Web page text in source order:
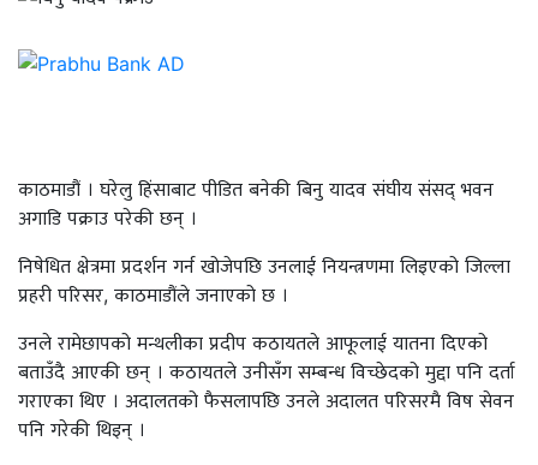
काठमाडौं । घरेलु हिंसाबाट पीडित बनेकी बिनु यादव संघीय संसद् भवन
अगाडि पक्राउ परेकी छन् ।
निषेधित क्षेत्रमा प्रदर्शन गर्न खोजेपछि उनलाई नियन्त्रणमा लिइएको जिल्ला
प्रहरी परिसर, काठमाडौंले जनाएको छ ।
उनले रामेछापको मन्थलीका प्रदीप कठायतले आफूलाई यातना दिएको
बताउँदै आएकी छन् । कठायतले उनीसँग सम्बन्ध विच्छेदको मुद्दा पनि दर्ता
गराएका थिए । अदालतको फैसलापछि उनले अदालत परिसरमै विष सेवन
पनि गरेकी थिइन् ।